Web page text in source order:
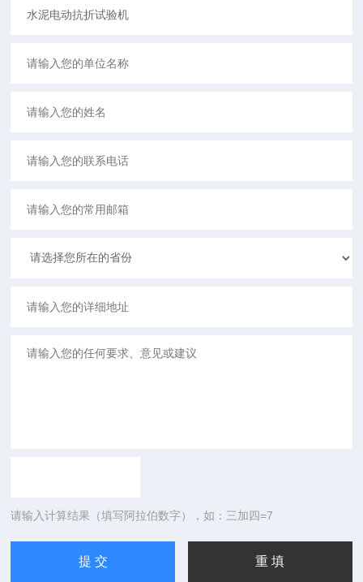
请输入计算结果（填写阿拉伯数字），如：三加四=7